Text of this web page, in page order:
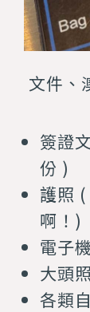
文件、
簽證
份 )
護照
啊！)
電子
大頭
各類